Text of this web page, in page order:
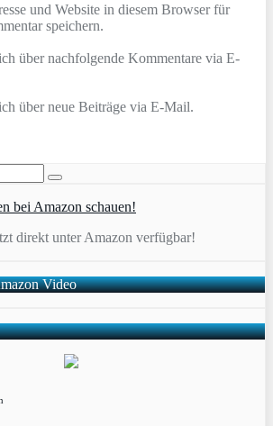
und Website in diesem Browser für
speichern.
über nachfolgende Kommentare via E-
über neue Beiträge via E-Mail.
direkt unter Amazon verfügbar!
Video